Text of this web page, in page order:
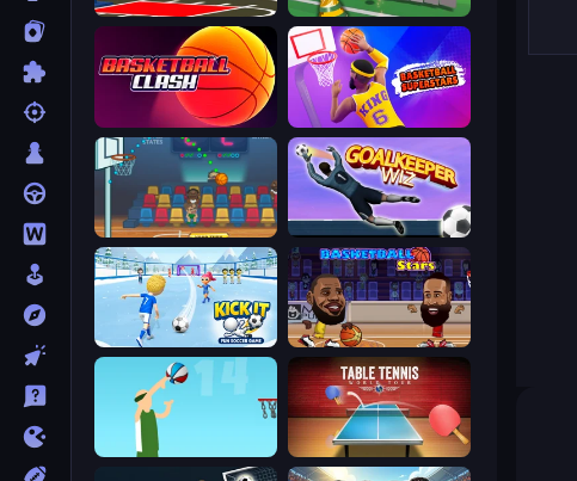
Free Kicks World Cup 2026
Basketball Skills
Basketball Superstars
Basketball Clash
Goalkeeper Wiz
Basket Champs
Basketball Stars
Table Tennis World Tour
Street Ball Jam